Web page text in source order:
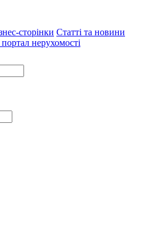
сторінки Статті та новини